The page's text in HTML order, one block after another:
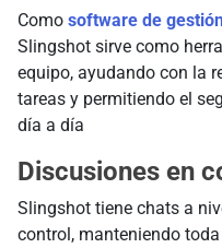
Como software de
Slingshot sirve como
equipo, ayudando con la
tareas y permitiendo el
día a día
Discusiones en
Slingshot tiene chats a
control, manteniendo